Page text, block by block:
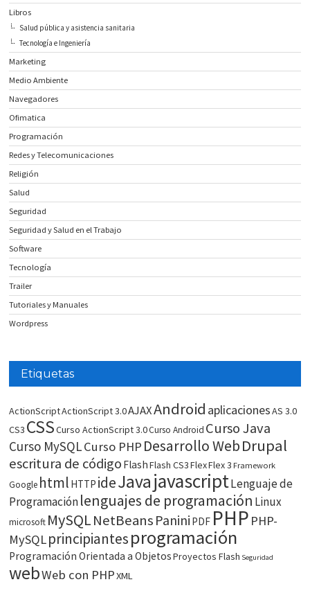
Libros
Salud pública y asistencia sanitaria
Tecnología e Ingeniería
Marketing
Medio Ambiente
Navegadores
Ofimatica
Programación
Redes y Telecomunicaciones
Religión
Salud
Seguridad
Seguridad y Salud en el Trabajo
Software
Tecnología
Trailer
Tutoriales y Manuales
Wordpress
Etiquetas
ActionScriptActionScript 3.0AJAXAndroid aplicacionesAS 3.0
CS3 CSSCurso ActionScript 3.0Curso Android Curso Java
Curso MySQLCurso PHP Desarrollo WebDrupal
escritura de código FlashFlash CS3FlexFlex 3 Framework
Google html HTTP ideJavajavascriptLenguaje de
Programaciónlenguajes de programación Linux
microsoft MySQLNetBeans Panini PDF PHP PHP-
MySQLprincipiantesprogramación
Programación Orientada a ObjetosProyectos Flash Seguridad
webWeb con PHPXML